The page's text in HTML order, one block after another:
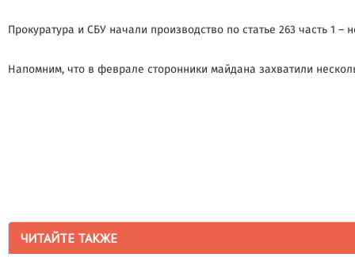
ЧИТАЙТЕ ТАКЖЕ
Прокуратура и СБУ начали производство по статье 263 часть 1
Напомним, что в феврале сторонники майдана захватили